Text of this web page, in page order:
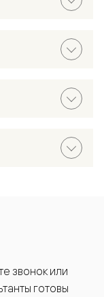
звонок или
готовы